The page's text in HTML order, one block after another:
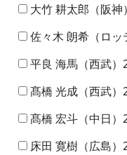
大竹 耕太郎（阪
佐々木 朗希（ロッ
平良 海馬（西武）
髙橋 光成（西武）
髙橋 宏斗（中日）
床田 寛樹（広島）